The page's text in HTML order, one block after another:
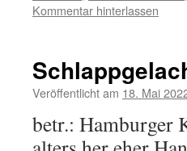
Kommentar hinterlassen
Veröffentlicht am 18. Mai
betr.: Hamburger